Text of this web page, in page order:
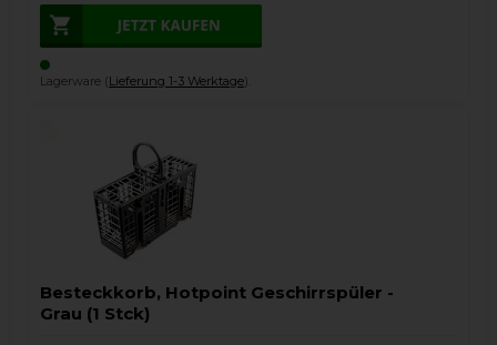
Lagerware (Lieferung 1-3 Werktage).
Besteckkorb, Hotpoint Geschirrspüler -
Grau (1 Stck)